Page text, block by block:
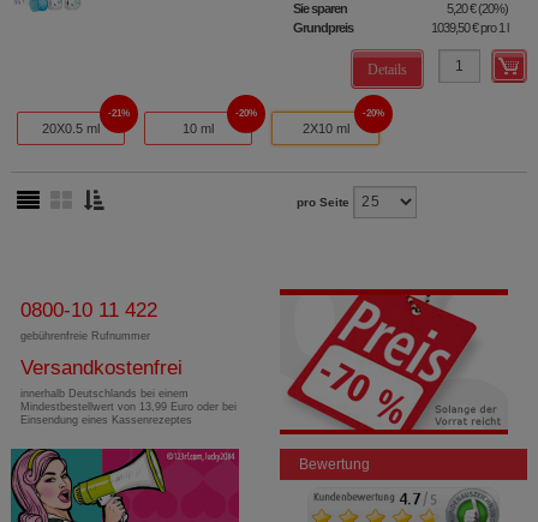
Sie sparen 5,20 €(20%)
Grundpreis
1039,50 €pro 1 l
Details
20X0.5 ml
21%
10 ml
20%
2X10 ml
20%
pro Seite
0800-10 11 422
gebührenfreie Rufnummer
Versandkostenfrei
innerhalb Deutschlands bei einem
Mindestbestellwert von 13,99 Euro oder bei
Einsendung eines Kassenrezeptes
Bewertung